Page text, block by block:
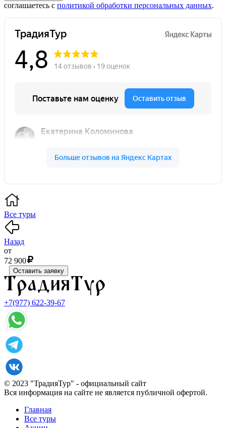
соглашаетесь с политикой обработки персональных данных.
Все туры
Назад
от
72 900
Оставить заявку
+7(977) 622-39-67
© 2023 "ТрадияТур" - официальный сайт
Вся информация на сайте не является публичной офертой.
Главная
Все туры